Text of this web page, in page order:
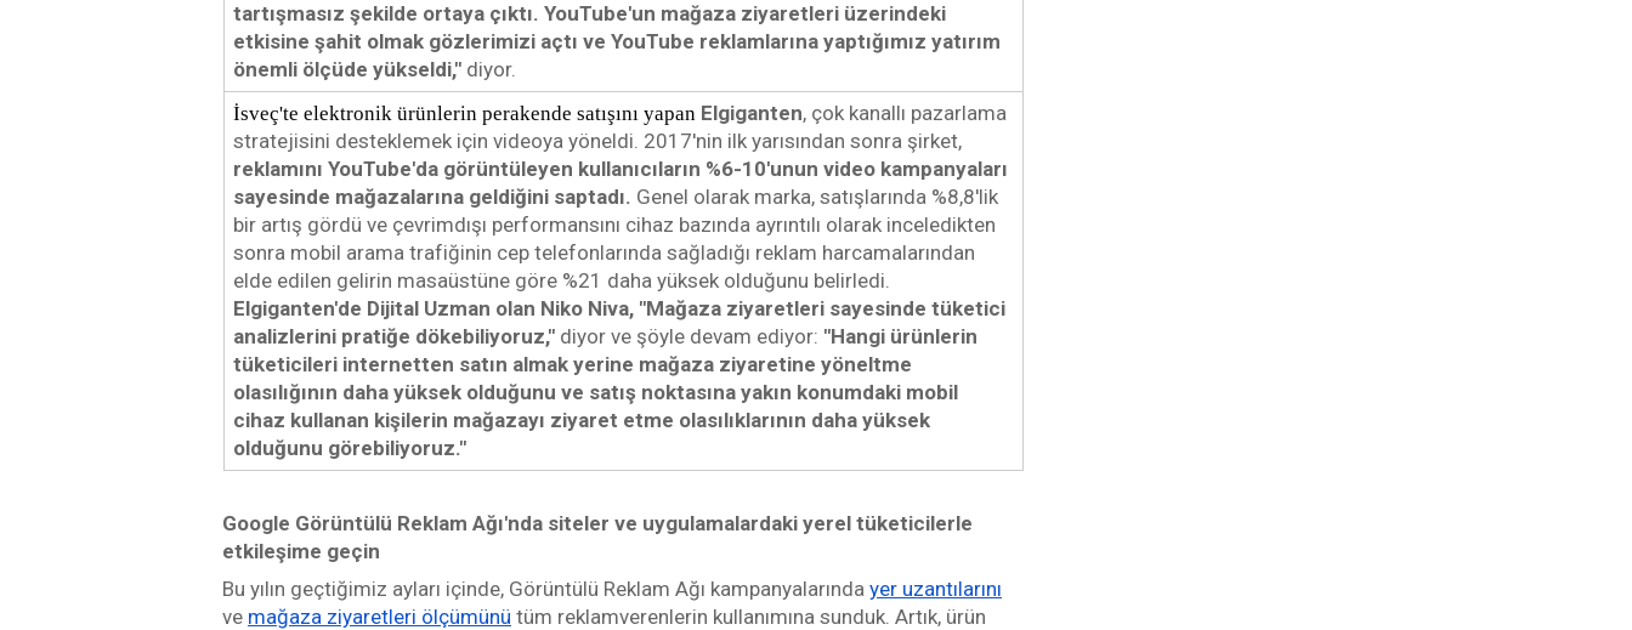
tartışmasız şekilde ortaya çıktı. YouTube'un mağaza ziyaretleri üzerindeki
etkisine şahit olmak gözlerimizi açtı ve YouTube reklamlarına yaptığımız yatırım
önemli ölçüde yükseldi," diyor.
İsveç'te elektronik ürünlerin perakende satışını yapan Elgiganten, çok kanallı pazarlama
stratejisini desteklemek için videoya yöneldi. 2017'nin ilk yarısından sonra şirket,
reklamını YouTube'da görüntüleyen kullanıcıların %6-10'unun video kampanyaları
sayesinde mağazalarına geldiğini saptadı. Genel olarak marka, satışlarında %8,8'lik
bir artış gördü ve çevrimdışı performansını cihaz bazında ayrıntılı olarak inceledikten
sonra mobil arama trafiğinin cep telefonlarında sağladığı reklam harcamalarından
Elgiganten'de Dijital Uzman olan Niko Niva, "Mağaza ziyaretleri sayesinde tüketici
analizlerini pratiğe dökebiliyoruz," diyor ve şöyle devam ediyor: "Hangi ürünlerin
tüketicileri internetten satın almak yerine mağaza ziyaretine yöneltme
olasılığının daha yüksek olduğunu ve satış noktasına yakın konumdaki mobil
cihaz kullanan kişilerin mağazayı ziyaret etme olasılıklarının daha yüksek
olduğunu görebiliyoruz."
Google Görüntülü Reklam Ağı'nda siteler ve uygulamalardaki yerel tüketicilerle
etkileşime geçin
Bu yılın geçtiğimiz ayları içinde, Görüntülü Reklam Ağı kampanyalarında yer uzantılarını
ve mağaza ziyaretleri ölçümünü tüm reklamverenlerin kullanımına sunduk. Artık, ürün